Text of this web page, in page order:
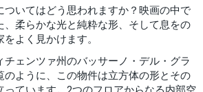
ついてはどう思われますか？映画の中で
、柔らかな光と純粋な形、そして息をの
よく見かけます。
チェンツァ州のバッサーノ・デル・グラ
のように、この物件は立方体の形とその